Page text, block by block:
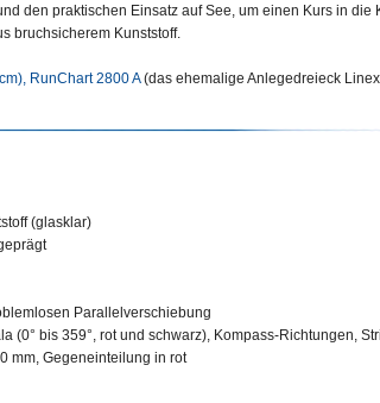
den praktischen Einsatz auf See, um einen Kurs in die
bruchsicherem Kunststoff.
RunChart 2800 A(das ehemalige Anlegedreieck
(glasklar)
Parallelverschiebung
(0° bis 359°, rot und schwarz) , Kompass-Richtungen,
mm , Gegeneinteilung in rot